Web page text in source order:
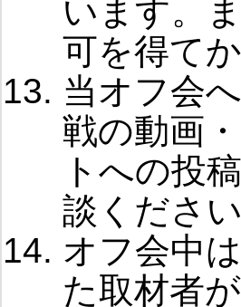
います。
可を得て
当オフ会
戦の動画
トへの投
談ください
オフ会中
た取材者